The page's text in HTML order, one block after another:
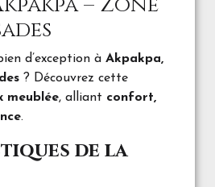
d’exception à Akpakpa,
? Découvrez cette
meublée, alliant confort,
.
de la